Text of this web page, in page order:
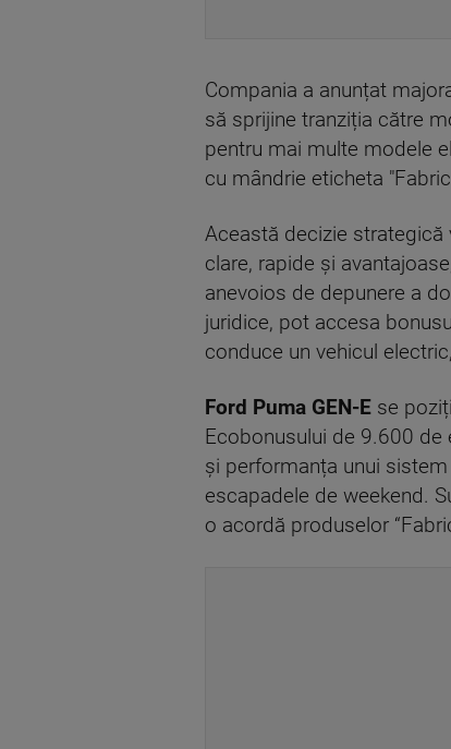
Compania a anunțat
să sprijine tranziția către
pentru mai multe modele
cu mândrie eticheta
Această decizie
clare, rapide și
anevoios de depunere a
juridice, pot accesa
conduce un vehicul
Ford Puma GEN-E se
Ecobonusului de 9.600
și performanța unui
escapadele de weekend.
o acordă produselor